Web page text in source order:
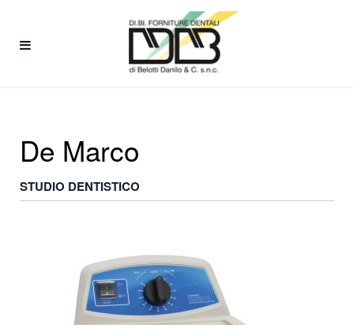
De Marco
STUDIO DENTISTICO